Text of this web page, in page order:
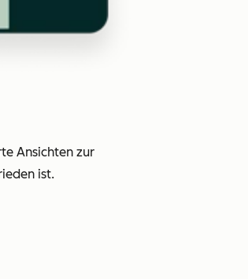
Ansichten zur
ist.